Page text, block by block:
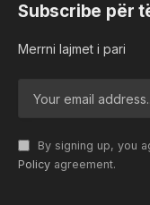
Subscribe për
Merrni lajmet i pari
By signing up, you
Policy agreement.